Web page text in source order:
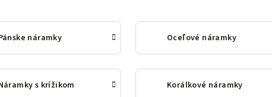
náramky Oceľové náramky
s krížikom Korálkové náramky